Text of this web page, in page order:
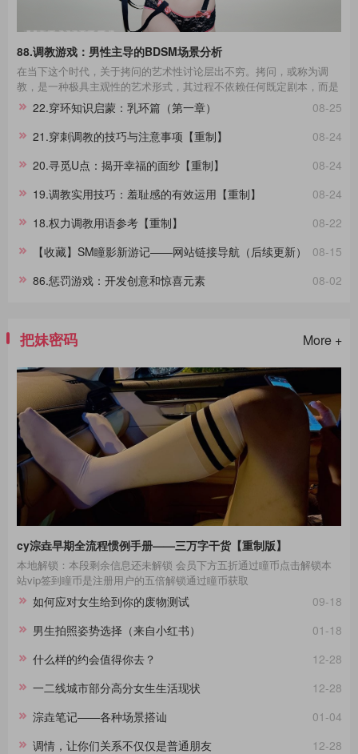
88.调教游戏：男性主导的BDSM场景分析
在当下这个时代，关于拷问的艺术性讨论层出不穷。拷问，或称为调
教，是一种极具主观性的艺术形式，其过程不依赖任何既定剧本，而是
一种即兴的表现艺术。在这场艺术的表达中，每一个不同性格的受拷者
都呈现出独一无二的故事线。举例来说，那些宁死不屈的与那些畏惧权
威的受拷者，他们在面对同样的惩罚时表现出的反应极其不同，这种差
异进一步影响了拷问的整个过程。通过淙垚个人经验和广泛的文献及影
视作品研究，本文旨在分享这一主题。在此，拷问者与受拷者分别扮演
问。拷
08-25
22.穿环知识启蒙：乳环篇（第一章）
08-24
21.穿刺调教的技巧与注意事项【重制】
08-24
20.寻觅U点：揭开幸福的面纱【重制】
08-24
19.调教实用技巧：羞耻感的有效运用【重制】
08-22
18.权力调教用语参考【重制】
08-15
【收藏】SM瞳影新游记——网站链接导航（后续更新）
08-02
86.惩罚游戏：开发创意和惊喜元素
把妹密码 More +
cy淙垚早期全流程惯例手册——三万字干货【重制版】
本地解锁：本段剩余信息还未解锁 会员下方五折通过瞳币点击解锁本
站vip签到瞳币是注册用户的五倍解锁通过瞳币获取
09-18
如何应对女生给到你的废物测试
01-18
男生拍照姿势选择（来自小红书）
12-28
什么样的约会值得你去？
12-28
一二线城市部分高分女生生活现状
01-04
淙垚笔记——各种场景搭讪
12-28
调情，让你们关系不仅仅是普通朋友